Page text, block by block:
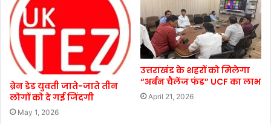
ब्रेन डेड युवती जाते-जाते तीन
लोगों को दे गई जिंदगी
May 1, 2026
उत्तराखंड के शहरों को मिलेगा
“अर्बन चैलेंज फंड” UCF का लाभ
April 21, 2026